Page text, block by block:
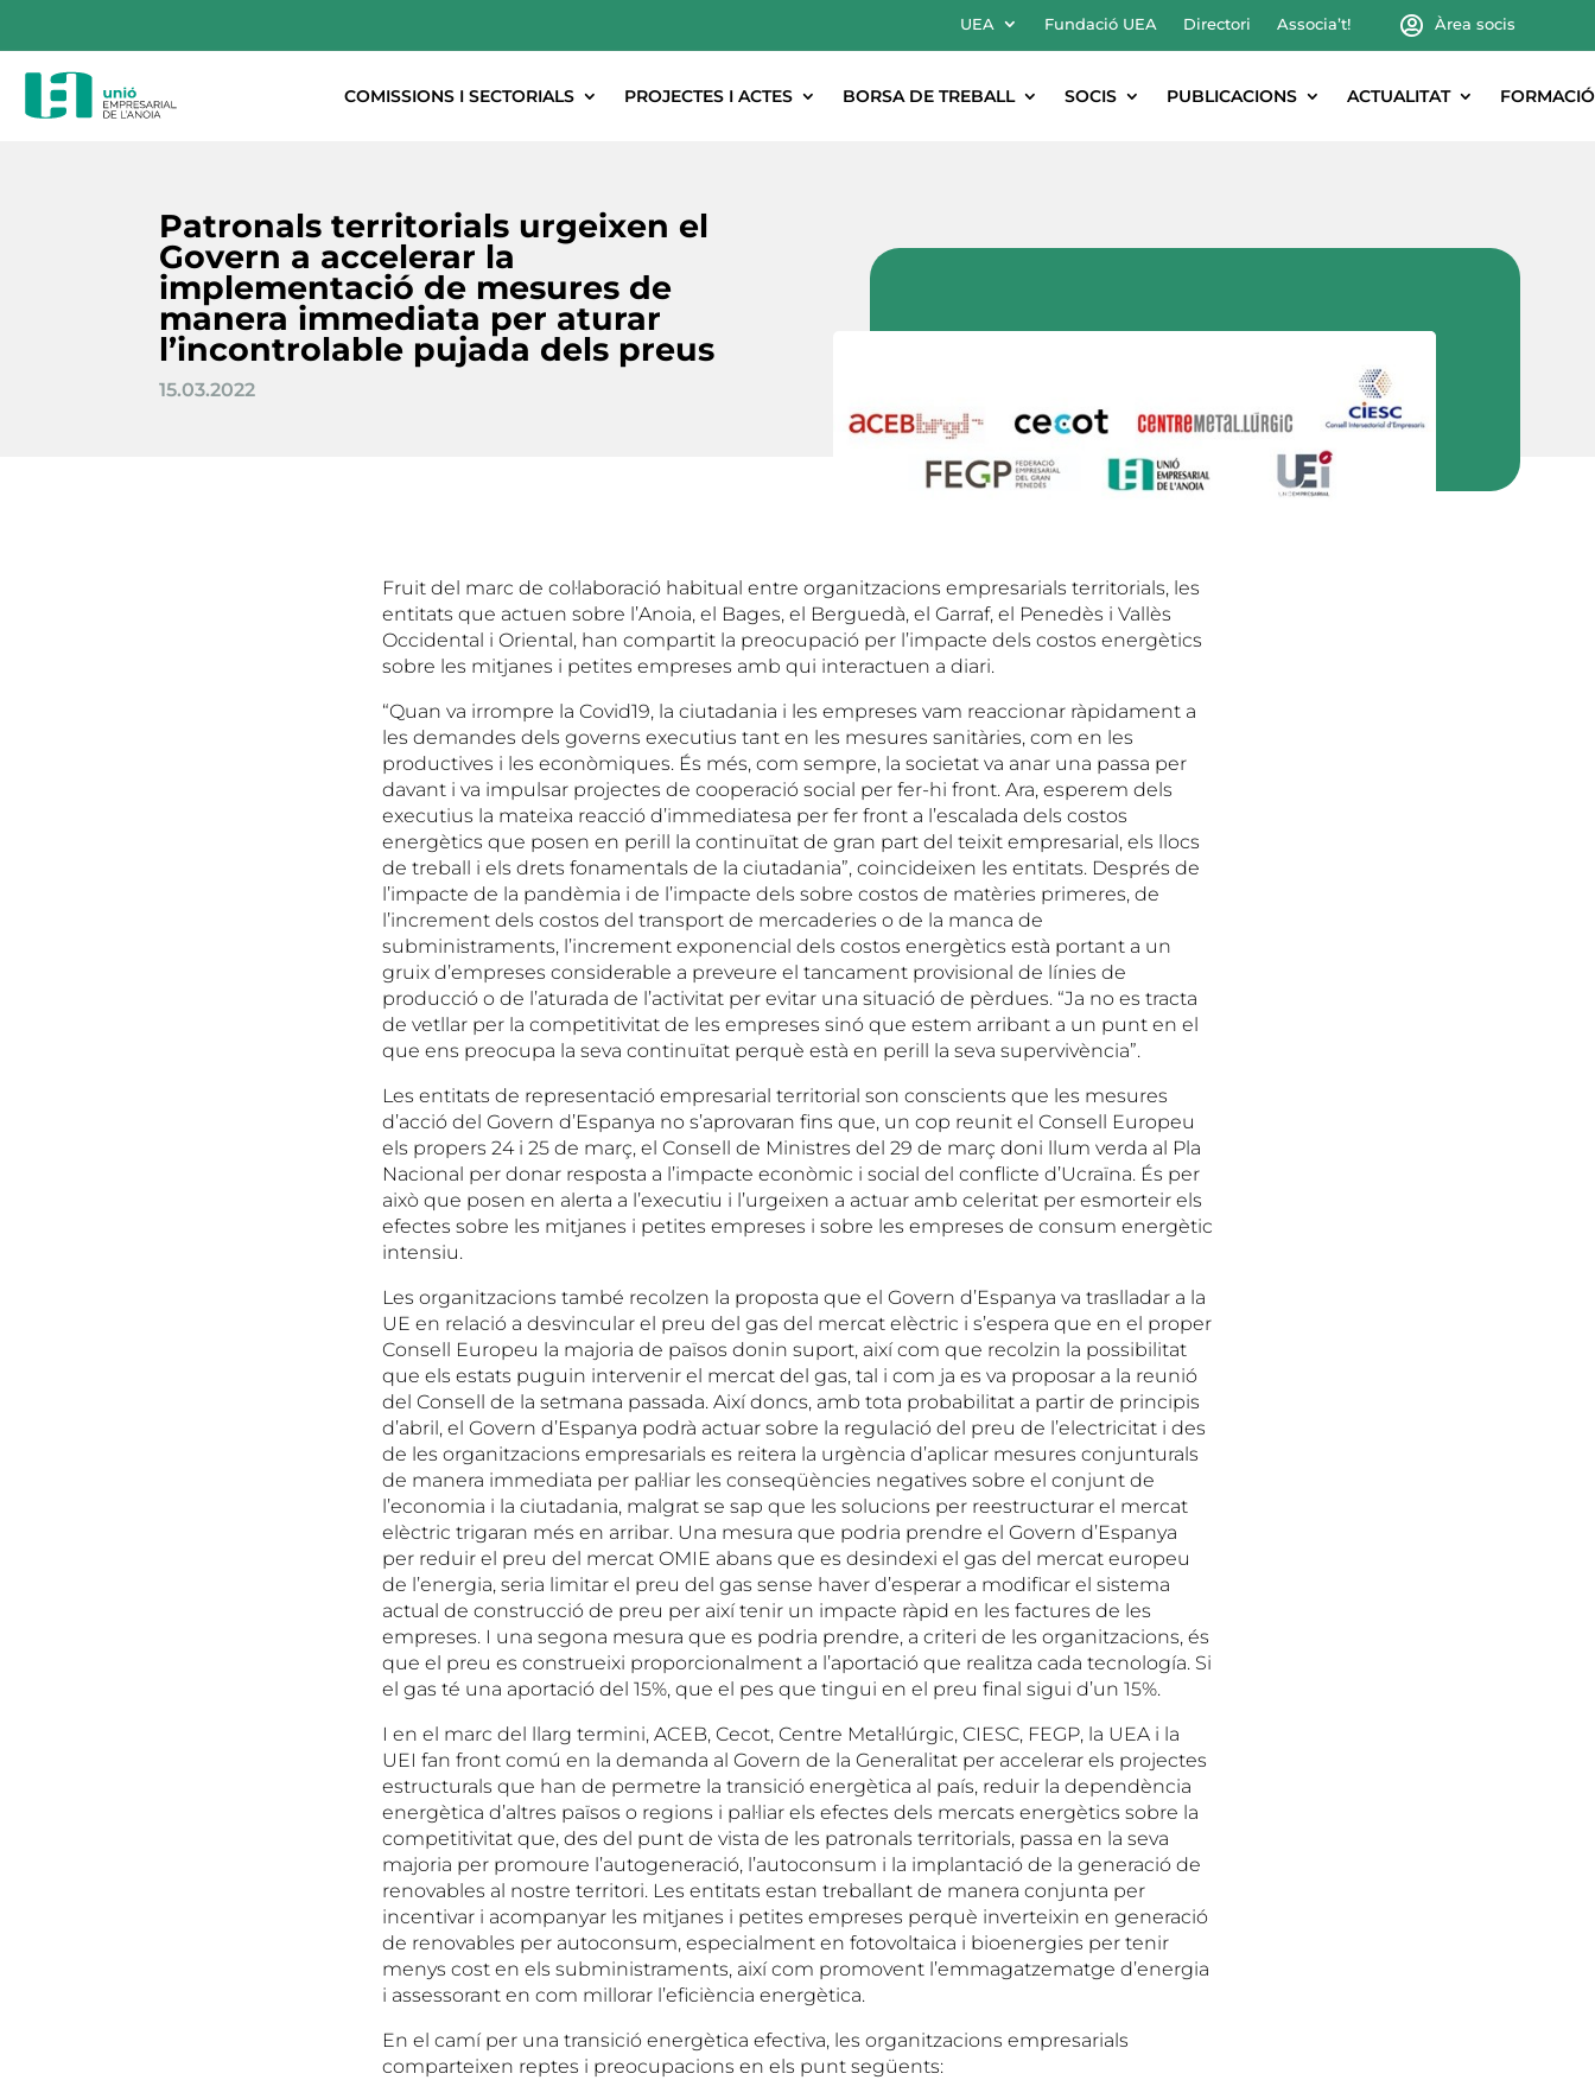
UEA Fundació UEA Directori Associa’t! Àrea socis
COMISSIONS I SECTORIALS PROJECTES I ACTES BORSA DE TREBALL SOCIS PUBLICACIONS ACTUALITAT FORMACIÓ
Patronals territorials urgeixen el
Govern a accelerar la
implementació de mesures de
manera immediata per aturar
l’incontrolable pujada dels preus
15.03.2022
Fruit del marc de col·laboració habitual entre organitzacions empresarials territorials, les
entitats que actuen sobre l’Anoia, el Bages, el Berguedà, el Garraf, el Penedès i Vallès
Occidental i Oriental, han compartit la preocupació per l’impacte dels costos energètics
sobre les mitjanes i petites empreses amb qui interactuen a diari.
“Quan va irrompre la Covid19, la ciutadania i les empreses vam reaccionar ràpidament a
les demandes dels governs executius tant en les mesures sanitàries, com en les
productives i les econòmiques. És més, com sempre, la societat va anar una passa per
davant i va impulsar projectes de cooperació social per fer-hi front. Ara, esperem dels
executius la mateixa reacció d’immediatesa per fer front a l’escalada dels costos
energètics que posen en perill la continuïtat de gran part del teixit empresarial, els llocs
de treball i els drets fonamentals de la ciutadania”, coincideixen les entitats. Després de
l’impacte de la pandèmia i de l’impacte dels sobre costos de matèries primeres, de
l’increment dels costos del transport de mercaderies o de la manca de
subministraments, l’increment exponencial dels costos energètics està portant a un
gruix d’empreses considerable a preveure el tancament provisional de línies de
producció o de l’aturada de l’activitat per evitar una situació de pèrdues. “Ja no es tracta
de vetllar per la competitivitat de les empreses sinó que estem arribant a un punt en el
que ens preocupa la seva continuïtat perquè està en perill la seva supervivència”.
Les entitats de representació empresarial territorial son conscients que les mesures
d’acció del Govern d’Espanya no s’aprovaran fins que, un cop reunit el Consell Europeu
els propers 24 i 25 de març, el Consell de Ministres del 29 de març doni llum verda al Pla
Nacional per donar resposta a l’impacte econòmic i social del conflicte d’Ucraïna. És per
això que posen en alerta a l’executiu i l’urgeixen a actuar amb celeritat per esmorteir els
efectes sobre les mitjanes i petites empreses i sobre les empreses de consum energètic
intensiu.
Les organitzacions també recolzen la proposta que el Govern d’Espanya va traslladar a la
UE en relació a desvincular el preu del gas del mercat elèctric i s’espera que en el proper
Consell Europeu la majoria de països donin suport, així com que recolzin la possibilitat
que els estats puguin intervenir el mercat del gas, tal i com ja es va proposar a la reunió
del Consell de la setmana passada. Així doncs, amb tota probabilitat a partir de principis
d’abril, el Govern d’Espanya podrà actuar sobre la regulació del preu de l’electricitat i des
de les organitzacions empresarials es reitera la urgència d’aplicar mesures conjunturals
de manera immediata per pal·liar les conseqüències negatives sobre el conjunt de
l’economia i la ciutadania, malgrat se sap que les solucions per reestructurar el mercat
elèctric trigaran més en arribar. Una mesura que podria prendre el Govern d’Espanya
per reduir el preu del mercat OMIE abans que es desindexi el gas del mercat europeu
de l’energia, seria limitar el preu del gas sense haver d’esperar a modificar el sistema
actual de construcció de preu per així tenir un impacte ràpid en les factures de les
empreses. I una segona mesura que es podria prendre, a criteri de les organitzacions, és
que el preu es construeixi proporcionalment a l’aportació que realitza cada tecnología. Si
el gas té una aportació del 15%, que el pes que tingui en el preu final sigui d’un 15%.
I en el marc del llarg termini, ACEB, Cecot, Centre Metal·lúrgic, CIESC, FEGP, la UEA i la
UEI fan front comú en la demanda al Govern de la Generalitat per accelerar els projectes
estructurals que han de permetre la transició energètica al país, reduir la dependència
energètica d’altres països o regions i pal·liar els efectes dels mercats energètics sobre la
competitivitat que, des del punt de vista de les patronals territorials, passa en la seva
majoria per promoure l’autogeneració, l’autoconsum i la implantació de la generació de
renovables al nostre territori. Les entitats estan treballant de manera conjunta per
incentivar i acompanyar les mitjanes i petites empreses perquè inverteixin en generació
de renovables per autoconsum, especialment en fotovoltaica i bioenergies per tenir
menys cost en els subministraments, així com promovent l’emmagatzematge d’energia
i assessorant en com millorar l’eficiència energètica.
En el camí per una transició energètica efectiva, les organitzacions empresarials
comparteixen reptes i preocupacions en els punt següents: